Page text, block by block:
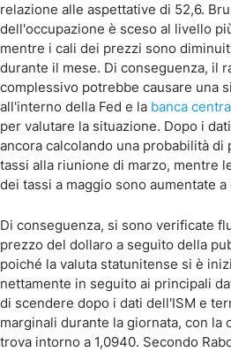
relazione alle aspettative di 52,6.
dell'occupazione è sceso al livello
mentre i cali dei prezzi sono
durante il mese. Di conseguenza, il
complessivo potrebbe causare una
all'interno della Fed e la banca
per valutare la situazione. Dopo i
ancora calcolando una probabilità di
tassi alla riunione di marzo, mentre
dei tassi a maggio sono aumentate a
Di conseguenza, si sono verificate
prezzo del dollaro a seguito della
poiché la valuta statunitense si è
nettamente in seguito ai principali
di scendere dopo i dati dell'ISM e
marginali durante la giornata, con la
trova intorno a 1,0940. Secondo